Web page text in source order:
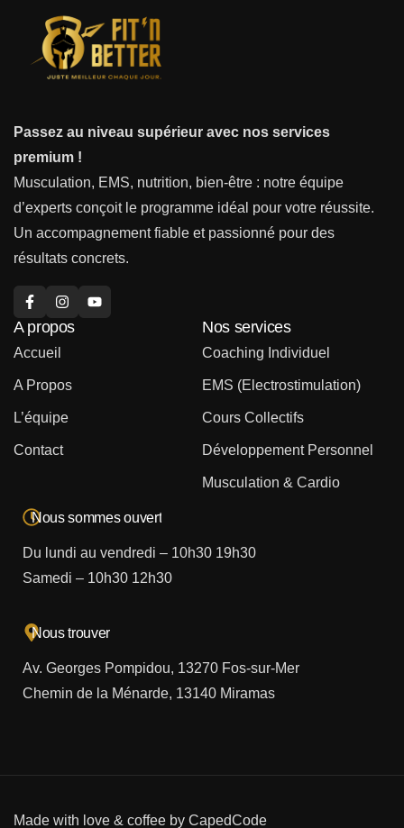
Passez au niveau supérieur avec nos services
premium !
Musculation, EMS, nutrition, bien-être : notre équipe
d’experts conçoit le programme idéal pour votre réussite.
Un accompagnement fiable et passionné pour des
résultats concrets.
A propos
Accueil
A Propos
L’équipe
Contact
Nos services
Coaching Individuel
EMS (Electrostimulation)
Cours Collectifs
Développement Personnel
Musculation & Cardio
Nous sommes ouvert
Du lundi au vendredi – 10h30 19h30
Samedi – 10h30 12h30
Nous trouver
Av. Georges Pompidou, 13270 Fos-sur-Mer
Chemin de la Ménarde, 13140 Miramas
Made with love & coffee by CapedCode